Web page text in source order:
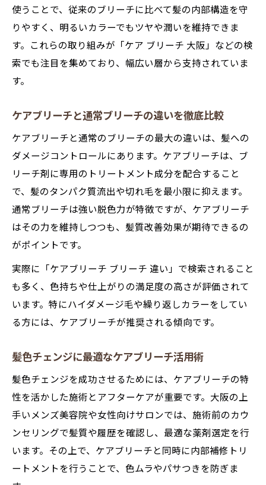
ケアブリーチで色落ちを防ぐコツと対策
色落ちしにくいケアブリーチ後のケア方法
ケアブリーチ色落ちに悩む方必見の実践法
ダメージ最小限の明るい髪を手に入れる方法
ケアブリーチでダメージレスな明るさを実
現
髪を傷めないケアブリーチ施術のポイント
明るい髪色と美髪を両立するケアブリーチ
法
ケアブリーチで髪のツヤと透明感をキープ
ケアブリーチを活かした髪色チェンジのコ
ツ
使うことで、従来のブリーチに比べて髪の内部構造を守
りやすく、明るいカラーでもツヤや潤いを維持できま
す。これらの取り組みが「ケア ブリーチ 大阪」などの検
索でも注目を集めており、幅広い層から支持されていま
す。
ケアブリーチと通常ブリーチの違いを徹底比較
ケアブリーチと通常のブリーチの最大の違いは、髪への
ダメージコントロールにあります。ケアブリーチは、ブ
リーチ剤に専用のトリートメント成分を配合すること
で、髪のタンパク質流出や切れ毛を最小限に抑えます。
通常ブリーチは強い脱色力が特徴ですが、ケアブリーチ
はその力を維持しつつも、髪質改善効果が期待できるの
がポイントです。
実際に「ケアブリーチ ブリーチ 違い」で検索されること
も多く、色持ちや仕上がりの満足度の高さが評価されて
います。特にハイダメージ毛や繰り返しカラーをしてい
る方には、ケアブリーチが推奨される傾向です。
髪色チェンジに最適なケアブリーチ活用術
髪色チェンジを成功させるためには、ケアブリーチの特
性を活かした施術とアフターケアが重要です。大阪の上
手いメンズ美容院や女性向けサロンでは、施術前のカウ
ンセリングで髪質や履歴を確認し、最適な薬剤選定を行
います。その上で、ケアブリーチと同時に内部補修トリ
ートメントを行うことで、色ムラやパサつきを防ぎま